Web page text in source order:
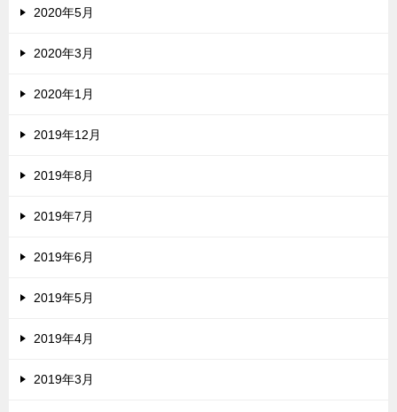
2020年5月
2020年3月
2020年1月
2019年12月
2019年8月
2019年7月
2019年6月
2019年5月
2019年4月
2019年3月